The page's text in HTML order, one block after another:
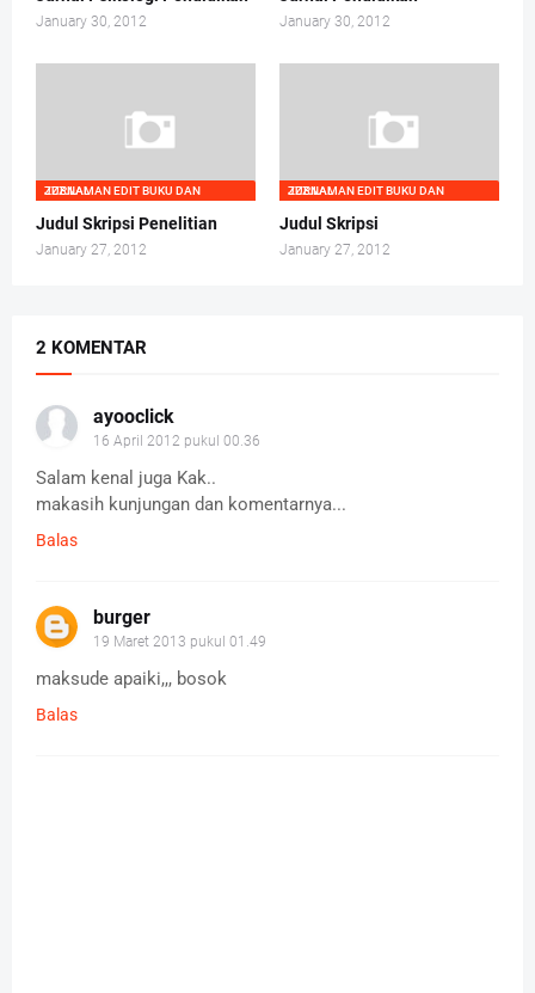
January 30, 2012 January 30, 2012
ZZZ.LAMAN EDIT BUKU DAN JURNAL
Judul Skripsi Penelitian
January 27, 2012
ZZZ.LAMAN EDIT BUKU DAN JURNAL
Judul Skripsi
January 27, 2012
2 KOMENTAR
ayooclick
16 April 2012 pukul 00.36
Salam kenal juga Kak..
makasih kunjungan dan komentarnya...
Balas
burger
19 Maret 2013 pukul 01.49
maksude apaiki,,, bosok
Balas